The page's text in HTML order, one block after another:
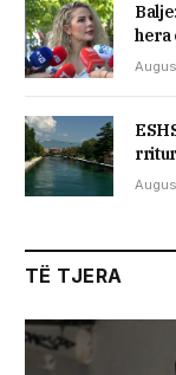
hera
TË TJERA